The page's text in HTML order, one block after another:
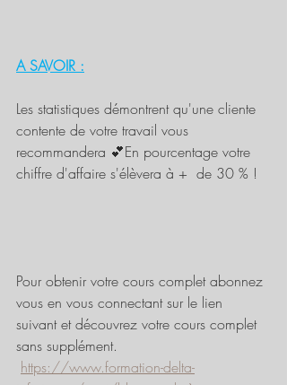
A SAVOIR :
Les statistiques démontrent qu'une cliente
contente de votre travail vous
recommandera 💕En pourcentage votre
chiffre d'affaire s'élèvera à +  de 30 % !
Pour obtenir votre cours complet abonnez
vous en vous connectant sur le lien
suivant et découvrez votre cours complet
sans supplément.
https://www.formation-delta-